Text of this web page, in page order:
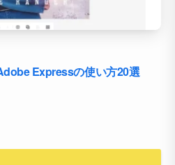
Expressの使い方20選